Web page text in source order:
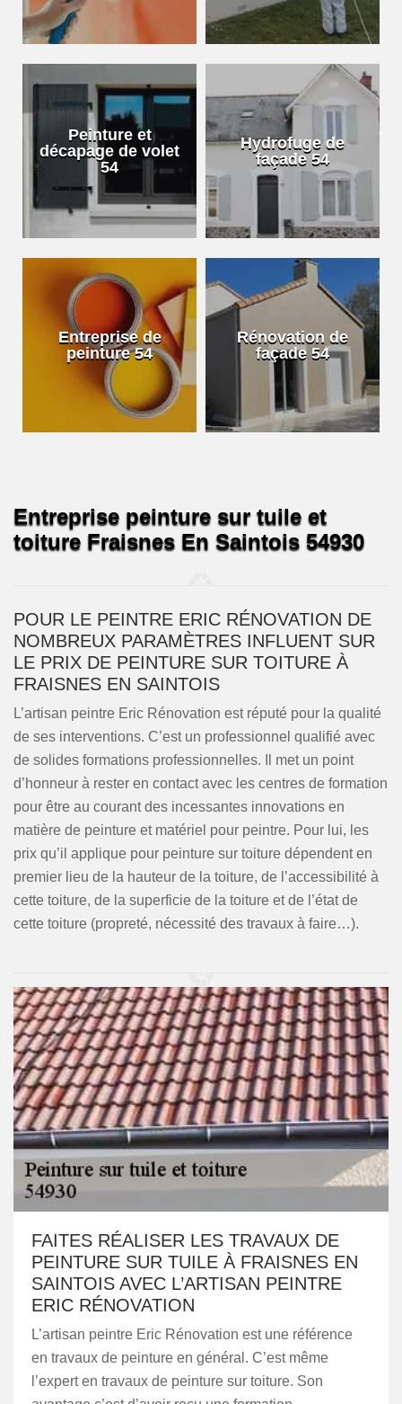
Peinture et
décapage de volet
54
Hydrofuge de
façade 54
Entreprise de
peinture 54
Rénovation de
façade 54
Entreprise peinture sur tuile et
toiture Fraisnes En Saintois 54930
POUR LE PEINTRE ERIC RÉNOVATION DE
NOMBREUX PARAMÈTRES INFLUENT SUR
LE PRIX DE PEINTURE SUR TOITURE À
FRAISNES EN SAINTOIS
L’artisan peintre Eric Rénovation est réputé pour la qualité
de ses interventions. C’est un professionnel qualifié avec
de solides formations professionnelles. Il met un point
d’honneur à rester en contact avec les centres de formation
pour être au courant des incessantes innovations en
matière de peinture et matériel pour peintre. Pour lui, les
prix qu’il applique pour peinture sur toiture dépendent en
premier lieu de la hauteur de la toiture, de l’accessibilité à
cette toiture, de la superficie de la toiture et de l’état de
cette toiture (propreté, nécessité des travaux à faire…).
FAITES RÉALISER LES TRAVAUX DE
PEINTURE SUR TUILE À FRAISNES EN
SAINTOIS AVEC L’ARTISAN PEINTRE
ERIC RÉNOVATION
L’artisan peintre Eric Rénovation est une référence
en travaux de peinture en général. C’est même
l’expert en travaux de peinture sur toiture. Son